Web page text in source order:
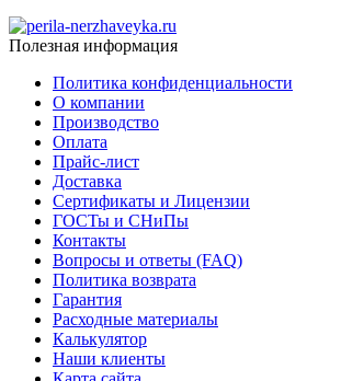
Полезная информация
Политика конфиденциальности
О компании
Производство
Оплата
Прайс-лист
Доставка
Сертификаты и Лицензии
ГОСТы и СНиПы
Контакты
Вопросы и ответы (FAQ)
Политика возврата
Гарантия
Расходные материалы
Калькулятор
Наши клиенты